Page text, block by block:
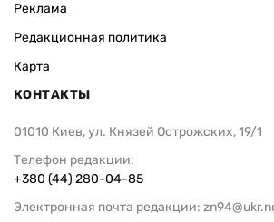
Реклама
Редакционная политика
Карта
КОНТАКТЫ
01010 Киев, ул. Князей Острожских, 19/1
Телефон редакции:
+380 (44) 280-04-85
Электронная почта редакции: